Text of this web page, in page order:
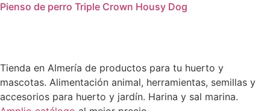
Pienso de perro Triple Crown Housy Dog
Tienda en Almería de productos para tu huerto y
mascotas. Alimentación animal, herramientas, semillas y
accesorios para huerto y jardín. Harina y sal marina.